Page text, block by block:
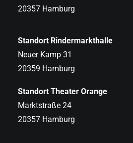
20357 Hamburg
Standort Rindermarkthalle
Neuer Kamp 31
20359 Hamburg
Standort Theater Orange
Marktstraße 24
20357 Hamburg